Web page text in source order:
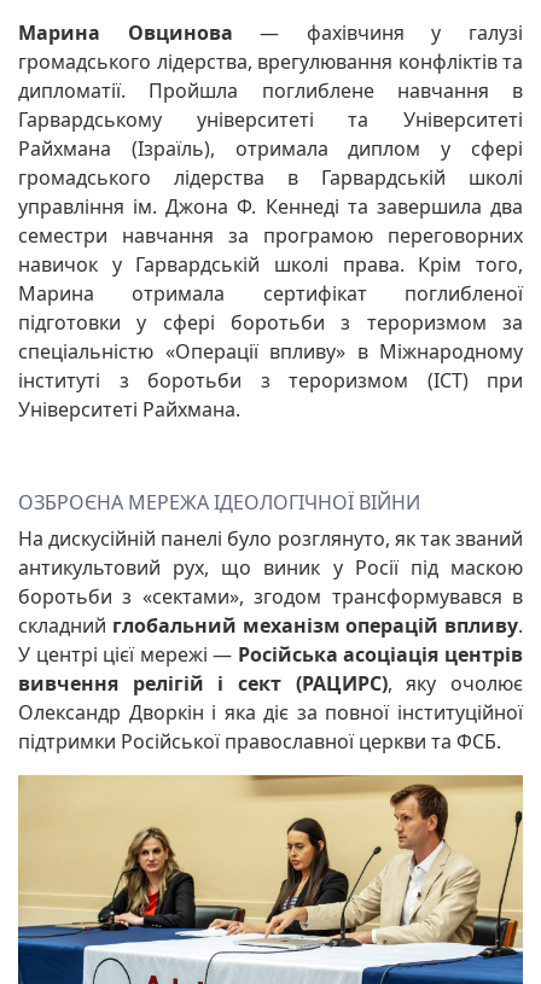
Марина Овцинова— фахівчиня у галузі
громадського лідерства, врегулювання конфліктів та
дипломатії. Пройшла поглиблене навчання в
Гарвардському університеті та Університеті
Райхмана (Ізраїль), отримала диплом у сфері
громадського лідерства в Гарвардській школі
управління ім. Джона Ф. Кеннеді та завершила два
семестри навчання за програмою переговорних
навичок у Гарвардській школі права. Крім того,
Марина отримала сертифікат поглибленої
підготовки у сфері боротьби з тероризмом за
спеціальністю «Операції впливу» в Міжнародному
інституті з боротьби з тероризмом (ICT) при
Університеті Райхмана.
ОЗБРОЄНА МЕРЕЖА ІДЕОЛОГІЧНОЇ ВІЙНИ
На дискусійній панелі було розглянуто, як так званий
антикультовий рух, що виник у Росії під маскою
боротьби з «сектами», згодом трансформувався в
складний глобальний механізм операцій впливу.
У центрі цієї мережі — Російська асоціація центрів
вивчення релігій і сект (РАЦИРС), яку очолює
Олександр Дворкін і яка діє за повної інституційної
підтримки Російської православної церкви та ФСБ.